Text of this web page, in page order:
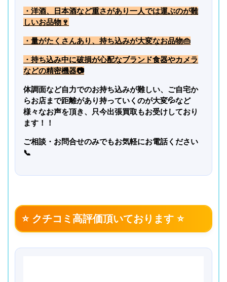
・洋酒、日本酒など重さがあり一人では運ぶのが難
しいお品物 🍷
・量がたくさんあり、持ち込みが大変なお品物👜
・持ち込み中に破損が心配なブランド食器やカメラ
などの精密機器📷
体調面など自力でのお持ち込みが難しい、ご自宅か
らお店まで距離があり持っていくのが大変💦など
様々なお声を頂き、只今出張買取もお受けしており
ます！！
ご相談・お問合せのみでもお気軽にお電話ください
📞
⭐ クチコミ高評価頂いております ⭐